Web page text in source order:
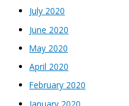
July 2020
June 2020
May 2020
April 2020
February 2020
January 2020